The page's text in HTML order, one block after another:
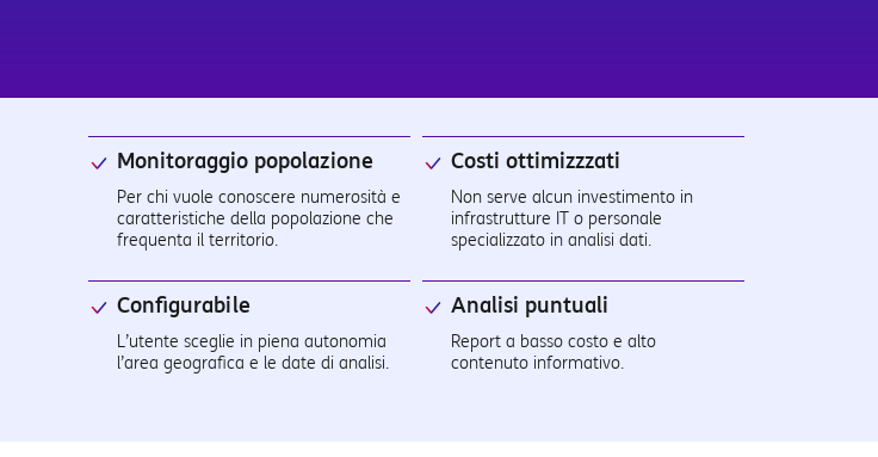
Monitoraggio popolazione
Per chi vuole conoscere numerosità e
caratteristiche della popolazione che
frequenta il territorio.
Costi ottimizzzati
Non serve alcun investimento in
infrastrutture IT o personale
specializzato in analisi dati.
Configurabile
L’utente sceglie in piena autonomia
l’area geografica e le date di analisi.
Analisi puntuali
Report a basso costo e alto
contenuto informativo.